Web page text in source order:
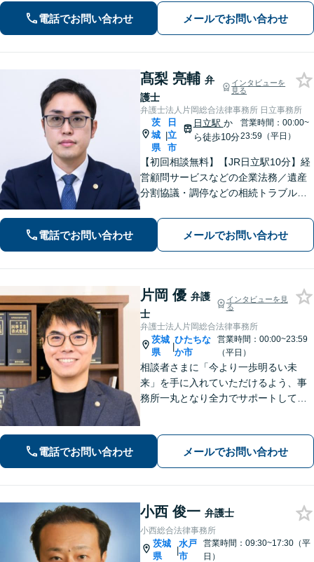
電話でお問い合わせ メールでお問い合わせ
髙梨 亮輔 弁
護士
インタビューを
見る
弁護士法人片岡総合法律事務所 日立事務所
茨
城
県
|
日
立
市
日立駅 か
ら徒歩10分
営業時間：00:00~
23:59（平日）
【初回相談無料】【JR日立駅10分】経
営顧問サービスなどの企業法務／遺産
分割協議・調停などの相続トラブルや
問題を中心に、幅広くご相談を承りま
す【土日祝対応可】分かりやすく丁寧
な対応を心がけ、最善の解決を目指し
ます
電話でお問い合わせ メールでお問い合わせ
片岡 優 弁護
士
インタビューを見
る
弁護士法人片岡総合法律事務所
茨城
県
|
ひたちな
か市
営業時間：00:00~23:59
（平日）
相談者さまに「今より一歩明るい未
来」を手に入れていただけるよう、事
務所一丸となり全力でサポートしてま
かした相続関連業務／交通事故などに
幅広く対応します【初回相談無料】
電話でお問い合わせ メールでお問い合わせ
小西 俊一 弁護士
小西総合法律事務所
茨城
県
|
水戸
市
営業時間：09:30~17:30（平
日）